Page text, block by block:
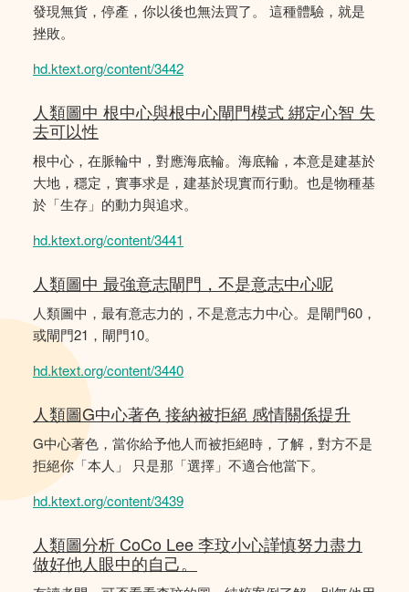
發現無貨，停產，你以後也無法買了。 這種體驗，就是
挫敗。
hd.ktext.org/content/3442
人類圖中 根中心與根中心閘門模式 綁定心智 失
去可以性
根中心，在脈輪中，對應海底輪。海底輪，本意是建基於
大地，穩定，實事求是，建基於現實而行動。也是物種基
於「生存」的動力與追求。
hd.ktext.org/content/3441
人類圖中 最強意志閘門，不是意志中心呢
人類圖中，最有意志力的，不是意志力中心。是閘門60，
或閘門21，閘門10。
hd.ktext.org/content/3440
人類圖G中心著色 接納被拒絕 感情關係提升
G中心著色，當你給予他人而被拒絕時，了解，對方不是
拒絕你「本人」 只是那「選擇」不適合他當下。
hd.ktext.org/content/3439
人類圖分析 CoCo Lee 李玟小心謹慎努力盡力
做好他人眼中的自己。